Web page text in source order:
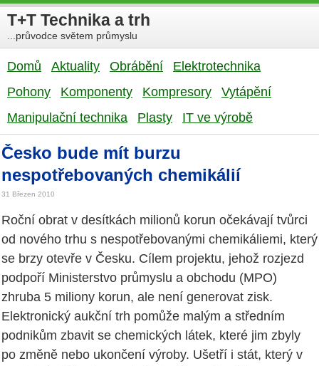
T+T Technika a trh
...průvodce světem průmyslu
Domů Aktuality Obrábění
Elektrotechnika
Pohony
Komponenty Kompresory
Vytápění
Manipulační technika
Plasty IT ve výrobě
Česko bude mít burzu
nespotřebovaných chemikálií
31 Březen 2010
Roční obrat v desítkách milionů korun očekávají tvůrci
od nového trhu s nespotřebovanými chemikáliemi, který
se brzy otevře v Česku. Cílem projektu, jehož rozjezd
podpoří Ministerstvo průmyslu a obchodu (MPO)
zhruba 5 miliony korun, ale není generovat zisk.
Elektronický aukční trh pomůže malým a středním
podnikům zbavit se chemických látek, které jim zbyly
po změně nebo ukončení výroby. Ušetří i stát, který v